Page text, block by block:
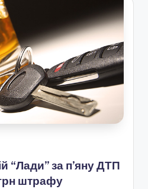
“Лади” за п’яну ДТП
штрафу